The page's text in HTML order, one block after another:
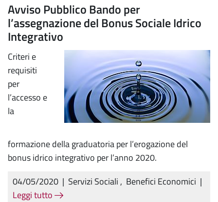
Avviso Pubblico Bando per
l’assegnazione del Bonus Sociale Idrico
Integrativo
Criteri e
requisiti
per
l’accesso e
la
formazione della graduatoria per l’erogazione del
bonus idrico integrativo per l’anno 2020.
04/05/2020 | Servizi Sociali , Benefici Economici |
Leggi tutto